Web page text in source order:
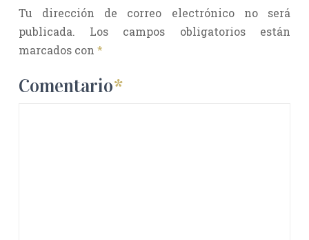
Tu dirección de correo electrónico no será
publicada.
Los campos obligatorios están
marcados con *
Comentario*